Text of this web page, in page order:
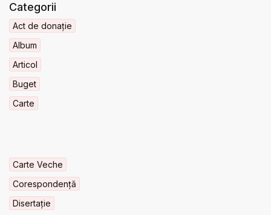
Categorii
Act de donație
Album
Articol
Buget
Carte
Carte Veche
Corespondență
Disertație